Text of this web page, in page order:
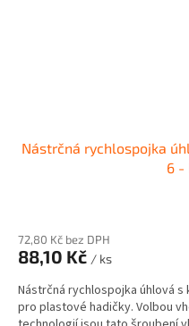
Nástrčná rychlospojka
6 -
72,80 Kč bez DPH
88,10 Kč / ks
Nástrčná rychlospojka úhlová s
pro plastové hadičky. Volbou